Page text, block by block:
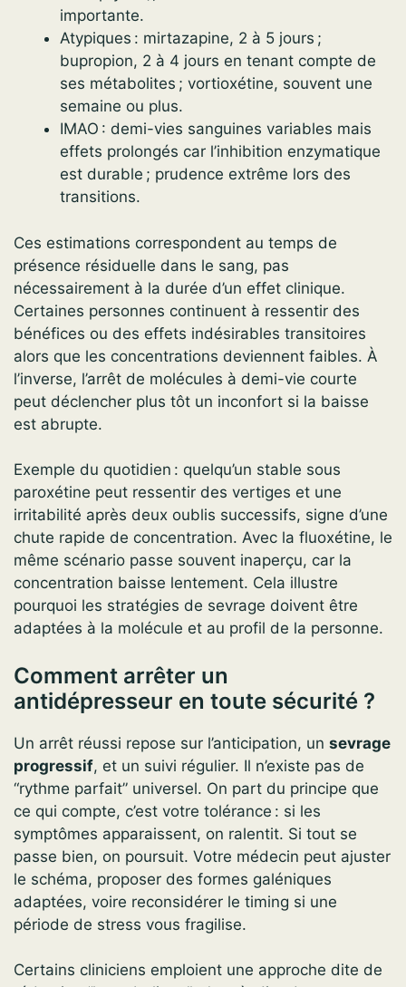
importante.
Atypiques : mirtazapine, 2 à 5 jours ;
bupropion, 2 à 4 jours en tenant compte de
ses métabolites ; vortioxétine, souvent une
semaine ou plus.
IMAO : demi-vies sanguines variables mais
effets prolongés car l’inhibition enzymatique
est durable ; prudence extrême lors des
transitions.
Ces estimations correspondent au temps de
présence résiduelle dans le sang, pas
nécessairement à la durée d’un effet clinique.
Certaines personnes continuent à ressentir des
bénéfices ou des effets indésirables transitoires
alors que les concentrations deviennent faibles. À
l’inverse, l’arrêt de molécules à demi-vie courte
peut déclencher plus tôt un inconfort si la baisse
est abrupte.
Exemple du quotidien : quelqu’un stable sous
paroxétine peut ressentir des vertiges et une
irritabilité après deux oublis successifs, signe d’une
chute rapide de concentration. Avec la fluoxétine, le
même scénario passe souvent inaperçu, car la
concentration baisse lentement. Cela illustre
pourquoi les stratégies de sevrage doivent être
adaptées à la molécule et au profil de la personne.
Comment arrêter un
antidépresseur en toute sécurité ?
Un arrêt réussi repose sur l’anticipation, un sevrage
progressif, et un suivi régulier. Il n’existe pas de
“rythme parfait” universel. On part du principe que
ce qui compte, c’est votre tolérance : si les
symptômes apparaissent, on ralentit. Si tout se
passe bien, on poursuit. Votre médecin peut ajuster
le schéma, proposer des formes galéniques
adaptées, voire reconsidérer le timing si une
période de stress vous fragilise.
Certains cliniciens emploient une approche dite de